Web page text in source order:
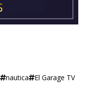
nautica El Garage TV